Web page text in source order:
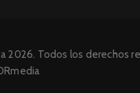
2026. Todos los derechos